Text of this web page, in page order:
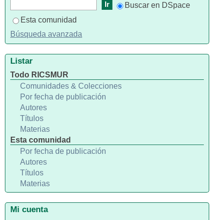
Buscar en DSpace
Esta comunidad
Búsqueda avanzada
Listar
Todo RICSMUR
Comunidades & Colecciones
Por fecha de publicación
Autores
Títulos
Materias
Esta comunidad
Por fecha de publicación
Autores
Títulos
Materias
Mi cuenta